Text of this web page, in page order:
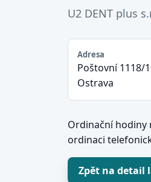
U2 DENT plus
Adresa
Poštovní 1118/
Ostrava
Ordinační hodiny
ordinaci
Zpět na detail